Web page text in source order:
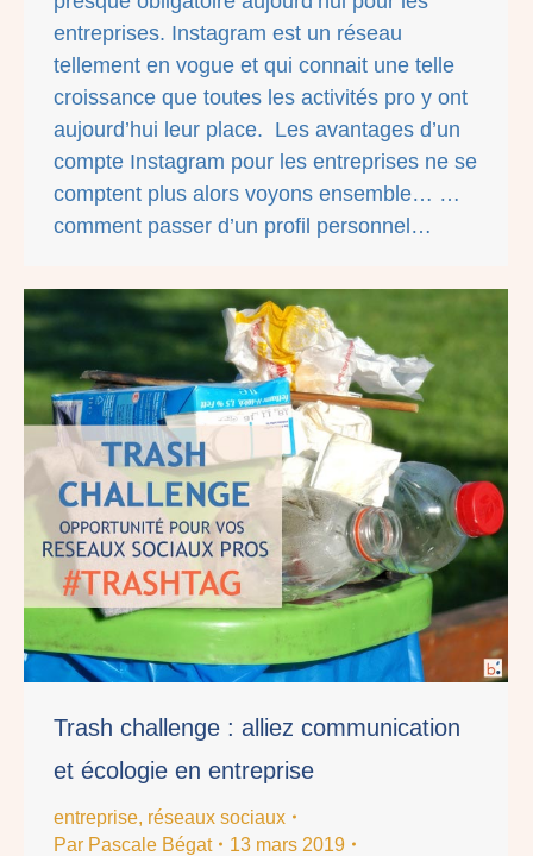
entreprises. Instagram est un réseau
tellement en vogue et qui connait une telle
croissance que toutes les activités pro y ont
aujourd’hui leur place. Les avantages d’un
compte Instagram pour les entreprises ne se
comptent plus alors voyons ensemble… …
comment passer d’un profil personnel…
Trash challenge : alliez communication
et écologie en entreprise
entreprise, réseaux sociaux
Par Pascale Bégat
13 mars 2019